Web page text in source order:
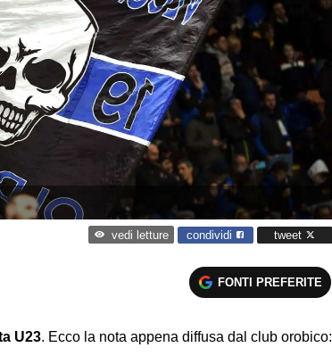
vedi letture condividi tweet
FONTI PREFERITE
U23. Ecco la nota appena diffusa dal club orobico: